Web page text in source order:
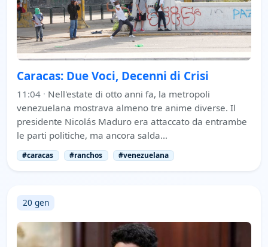
Caracas: Due Voci, Decenni di Crisi
11:04 · Nell'estate di otto anni fa, la metropoli
venezuelana mostrava almeno tre anime diverse. Il
presidente Nicolás Maduro era attaccato da entrambe
le parti politiche, ma ancora salda…
#caracas #ranchos #venezuelana
20 gen